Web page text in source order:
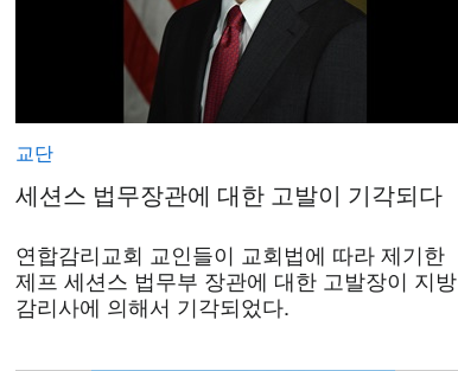
교단
세션스 법무장관에 대한 고발이 기각되다
연합감리교회 교인들이 교회법에 따라 제기한
제프 세션스 법무부 장관에 대한 고발장이 지방
감리사에 의해서 기각되었다.